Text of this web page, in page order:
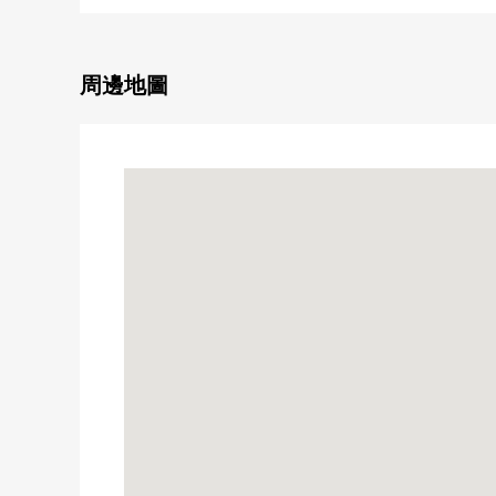
○附帶來客時便利的TV監視器的內部對講機
周邊地圖